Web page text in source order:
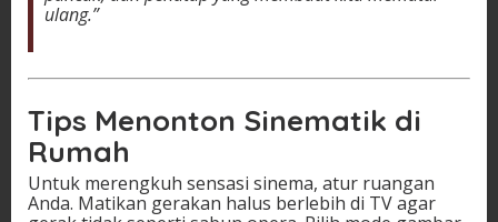
ulang.”
Tips Menonton Sinematik di
Rumah
Untuk merengkuh sensasi sinema, atur ruangan
Anda. Matikan gerakan halus berlebih di TV agar